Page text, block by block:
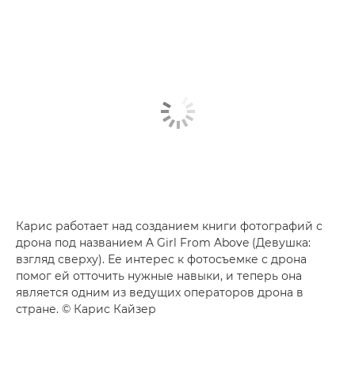
Карис работает над созданием книги фотографий с
дрона под названием A Girl From Above (Девушка:
взгляд сверху). Ее интерес к фотосъемке с дрона
помог ей отточить нужные навыки, и теперь она
является одним из ведущих операторов дрона в
стране. © Карис Кайзер